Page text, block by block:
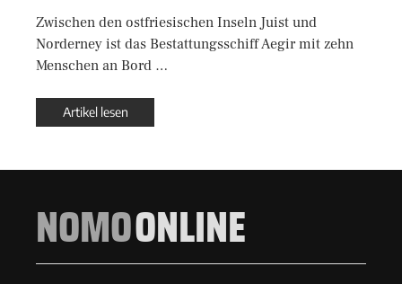
Zwischen den ostfriesischen Inseln Juist und
Norderney ist das Bestattungsschiff Aegir mit zehn
Menschen an Bord …
Artikel lesen
NOMOONLINE